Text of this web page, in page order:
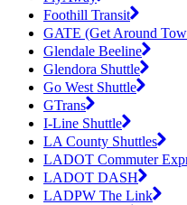
Foothill Transit
GATE (Get Around
Glendale Beeline
Glendora Shuttle
Go West Shuttle
GTrans
I-Line Shuttle
LA County Shuttles
LADOT Commuter
LADOT DASH
LADPW The Link